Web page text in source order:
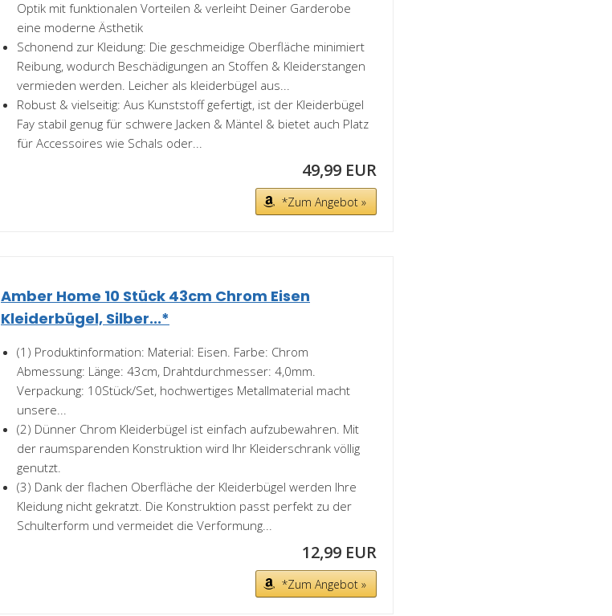
Optik mit funktionalen Vorteilen & verleiht Deiner Garderobe
eine moderne Ästhetik
Schonend zur Kleidung: Die geschmeidige Oberfläche minimiert
Reibung, wodurch Beschädigungen an Stoffen & Kleiderstangen
vermieden werden. Leicher als kleiderbügel aus...
Robust & vielseitig: Aus Kunststoff gefertigt, ist der Kleiderbügel
Fay stabil genug für schwere Jacken & Mäntel & bietet auch Platz
für Accessoires wie Schals oder...
49,99 EUR
*Zum Angebot »
Amber Home 10 Stück 43cm Chrom Eisen
Kleiderbügel, Silber...*
(1) Produktinformation: Material: Eisen. Farbe: Chrom
Abmessung: Länge: 43cm, Drahtdurchmesser: 4,0mm.
Verpackung: 10Stück/Set, hochwertiges Metallmaterial macht
unsere...
(2) Dünner Chrom Kleiderbügel ist einfach aufzubewahren. Mit
der raumsparenden Konstruktion wird Ihr Kleiderschrank völlig
genutzt.
(3) Dank der flachen Oberfläche der Kleiderbügel werden Ihre
Kleidung nicht gekratzt. Die Konstruktion passt perfekt zu der
Schulterform und vermeidet die Verformung...
12,99 EUR
*Zum Angebot »